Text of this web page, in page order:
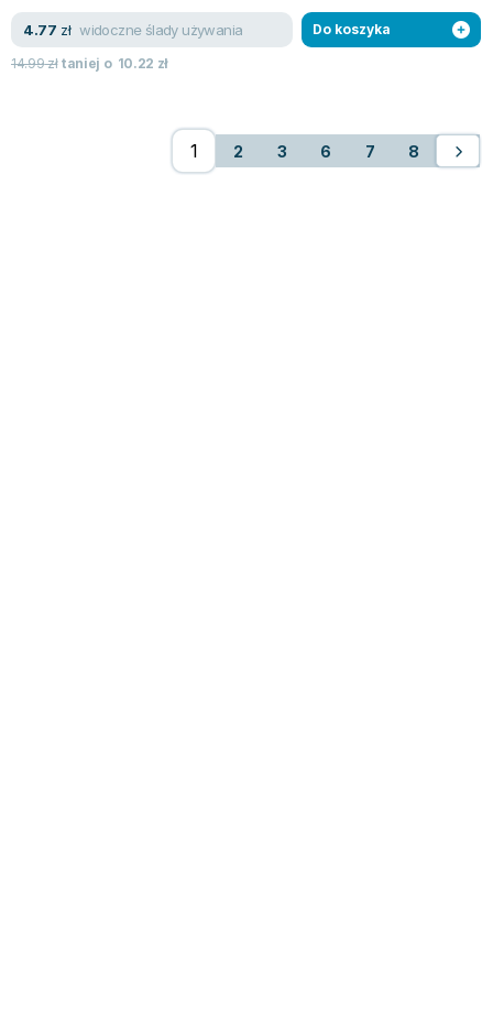
4.77 zł widoczne ślady używania
14.99złtaniej o 10.22 zł
Do koszyka
2 3 6 7 8